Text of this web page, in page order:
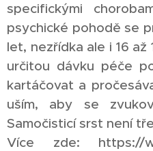
specifickými
psychické pohodě se
let, nezřídka ale i 16
určitou dávku péče
kartáčovat a
uším, aby se
Samočisticí srst není
Více zde: https://